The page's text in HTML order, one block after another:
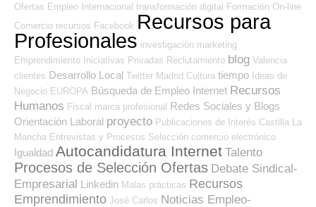
Ofertas Empleo Internacional transformación digital Formación On-line
Comercio recursos Facebook Recursos para
Profesionales investigación marketing
Emprendimiento Iniciativas Privadas Reclutamiento blog Valencia
clientes Desarrollo Local Twitter Madrid Cultura tiempo Ideas de
Negocio EUROPA Búsqueda de Empleo Internet Recursos
Humanos Fiscal marca profesional Redes Sociales y Blogs
Orientación Laboral proyecto Publicaciones de Interés Castilla La
Mancha Entrevistas y Procesos Selección comercio electrónico
Igualdad Autocandidatura Internet Talento
Procesos de Selección Ofertas Debate Sindical-
Empresarial Linkedin Malas prácticas Recursos
Emprendimiento José Carlos Noticias Empleo-